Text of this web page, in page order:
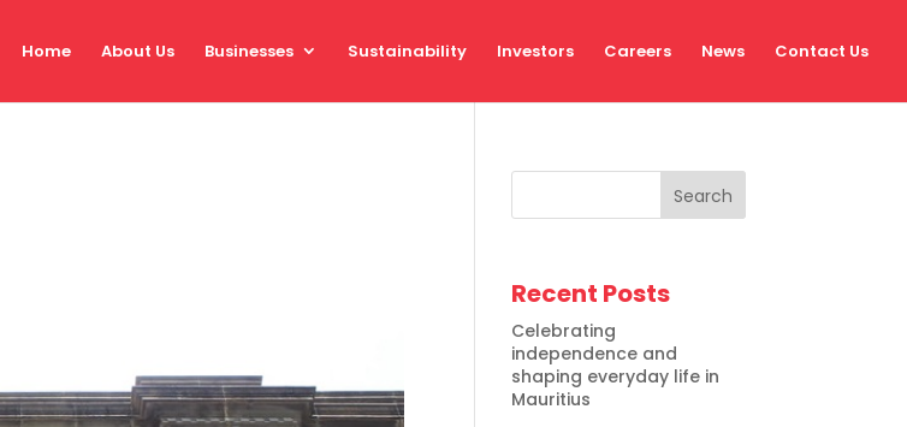
Home About Us Businesses Sustainability Investors Careers News Contact Us
Search
Recent Posts
Celebrating
independence and
shaping everyday life in
Mauritius